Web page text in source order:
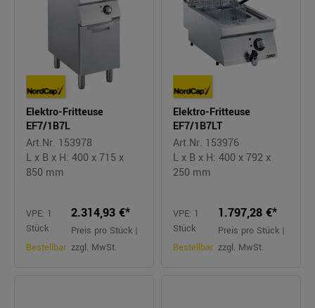
Elektro-Fritteuse
EF7/1B7L
Art.Nr. 153978
L x B x H: 400 x 715 x
850 mm
VPE: 1
Stück
Bestellbar
2.314,93 €*
Preis pro Stück |
zzgl. MwSt.
Elektro-Fritteuse
EF7/1B7LT
Art.Nr. 153976
L x B x H: 400 x 792 x
250 mm
VPE: 1
Stück
Bestellbar
1.797,28 €*
Preis pro Stück |
zzgl. MwSt.